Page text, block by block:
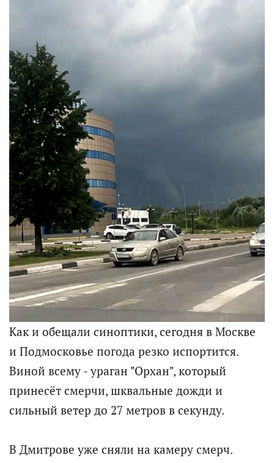
Как и обещали синоптики, сегодня в Москве
и Подмосковье погода резко испортится.
Виной всему - ураган "Орхан", который
принесёт смерчи, шквальные дожди и
сильный ветер до 27 метров в секунду.
В Дмитрове уже сняли на камеру смерч.